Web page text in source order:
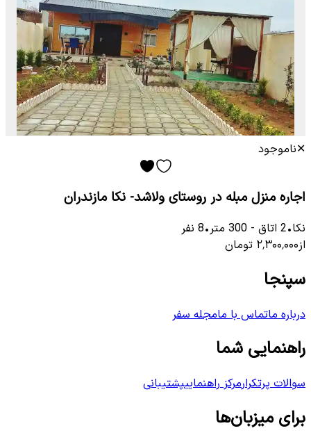
✕ناموجود
اجاره منزل مبله در روستای ولاشد- نکا مازندران
نکا•
2 اتاق -
300 متر•
8 نفر
از۲٬۳۰۰٬۰۰۰ تومان
سپنجا
درباره ماتماس با مامجله سفر
راهنمایی شما
سوالات پرتکرارمرکز راهنماییپشتیبانی
برای میزبان‌ها